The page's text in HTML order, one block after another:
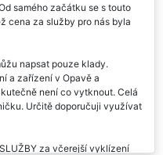
samého začátku se s touto
cena za služby pro nás byla
napsat pouze klady.
a zařízení v Opavě a
není co vytknout. Celá
Určitě doporučuji využívat
za včerejší vyklízení